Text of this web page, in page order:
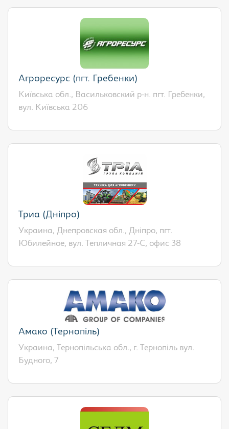
Агроресурс (пгт. Гребенки)
Київська обл., Васильковский р-н. пгт. Гребенки,
вул. Київська 206
Триа (Дніпро)
Украина, Днепровская обл., Дніпро, пгт.
Юбилейное, вул. Тепличная 27-С, офис 38
Амако (Тернопіль)
Украина, Тернопільська обл., г. Тернопіль вул.
Будного, 7